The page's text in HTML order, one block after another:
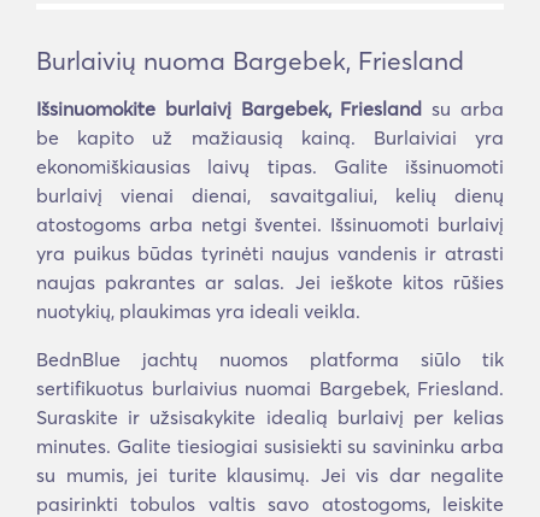
Burlaivių nuoma Bargebek, Friesland
Išsinuomokite burlaivį Bargebek, Friesland su arba
be kapito už mažiausią kainą. Burlaiviai yra
ekonomiškiausias laivų tipas. Galite išsinuomoti
burlaivį vienai dienai, savaitgaliui, kelių dienų
atostogoms arba netgi šventei. Išsinuomoti burlaivį
yra puikus būdas tyrinėti naujus vandenis ir atrasti
naujas pakrantes ar salas. Jei ieškote kitos rūšies
nuotykių, plaukimas yra ideali veikla.
BednBlue jachtų nuomos platforma siūlo tik
sertifikuotus burlaivius nuomai Bargebek, Friesland.
Suraskite ir užsisakykite idealią burlaivį per kelias
minutes. Galite tiesiogiai susisiekti su savininku arba
su mumis, jei turite klausimų. Jei vis dar negalite
pasirinkti tobulos valtis savo atostogoms, leiskite